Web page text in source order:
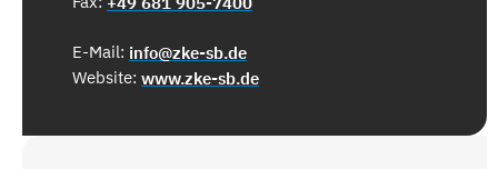
E-Mail: info@zke-sb.de
Website: www.zke-sb.de